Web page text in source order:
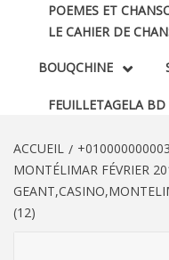
POEMES ET
LE CAHIER DE
BOUQCHINE
FEUILLETAGELA BD
ACCUEIL +010000000003
MONTÉLIMAR FÉVRIER
(12)